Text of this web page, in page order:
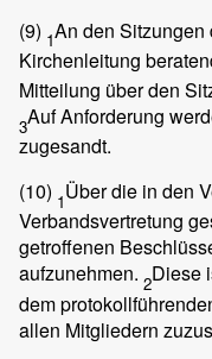
(9) 1An den Sitzungen
Kirchenleitung
Mitteilung über den
3Auf Anforderung
zugesandt.
(10) 1Über die in den
Verbandsvertretung
getroffenen
aufzunehmen. 2Diese
dem
allen Mitgliedern